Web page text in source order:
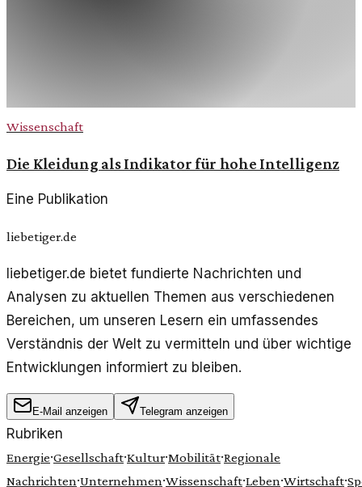
Wissenschaft
Die Kleidung als Indikator für hohe Intelligenz
Eine Publikation
liebetiger.de
liebetiger.de bietet fundierte Nachrichten und
Analysen zu aktuellen Themen aus verschiedenen
Bereichen, um unseren Lesern ein umfassendes
Verständnis der Welt zu vermitteln und über wichtige
Entwicklungen informiert zu bleiben.
E-Mail anzeigen Telegram anzeigen
Rubriken
Energie·Gesellschaft·Kultur·Mobilität·Regionale
Nachrichten·Unternehmen·Wissenschaft·Leben·Wirtschaft·